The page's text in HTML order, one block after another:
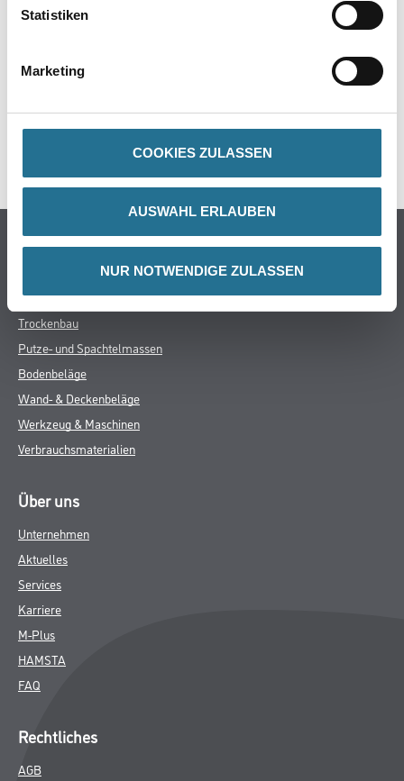
Statistiken
Marketing
COOKIES ZULASSEN
AUSWAHL ERLAUBEN
NUR NOTWENDIGE ZULASSEN
ZUSATZINFOS
GEFAHRENHINWEISE
SPEZIFIKATIONEN
Online-Shop
WDV-Systeme
Trockenbau
Putze- und Spachtelmassen
Bodenbeläge
Wand- & Deckenbeläge
Werkzeug & Maschinen
Verbrauchsmaterialien
Über uns
Unternehmen
Aktuelles
Services
Karriere
M-Plus
HAMSTA
FAQ
Rechtliches
AGB